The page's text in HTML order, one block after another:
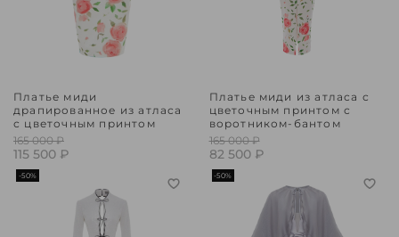
Платье миди
драпированное из атласа
с цветочным принтом
165 000 ₽
115 500 ₽
Платье миди из атласа с
цветочным принтом с
воротником-бантом
165 000 ₽
82 500 ₽
-50% -50%